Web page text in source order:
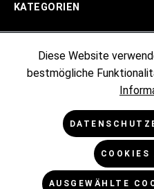
KATEGORIEN
KUNDENINFORMATIONEN
RECHTLICHES
Diese Website
bestmögliche
COOKIES
AUSGEWÄHLTE